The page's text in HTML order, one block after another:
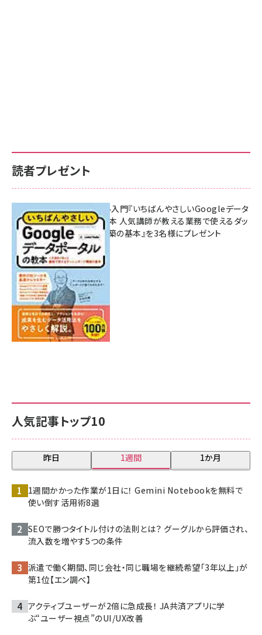
人気記事トップ10
昨日 1週間 1か月
1週間かかった作業が1日に！ Gemini Notebookを無料で
使い倒す活用術8選
SEOで勝つタイトル付けの法則とは？ グーグルから評価され、
流入数を増やす5つの条件
派遣で働く期間、同じ会社・同じ職場を継続希望「3年以上」が
第1位【エン調べ】
アクティブユーザーが2倍に急成長！ JA共済アプリに学
ぶ“ユーザー視点”のUI/UX改善
読者プレゼント
無料BIツール入門『いちばんやさしいGoogleデータ
ポータルの教本 人気講師が教える業務で使えるダッ
シュボード構築の基本』を3名様にプレゼント
7月31日 10:00